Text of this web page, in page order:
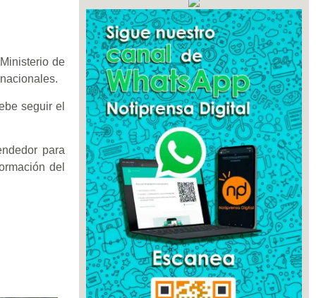
de
seguir el
para
del